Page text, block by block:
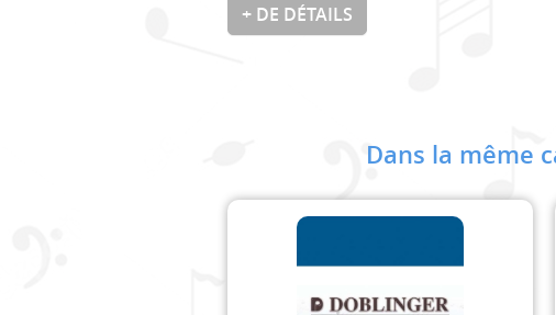
+ DE DÉTAILS
Dans la même